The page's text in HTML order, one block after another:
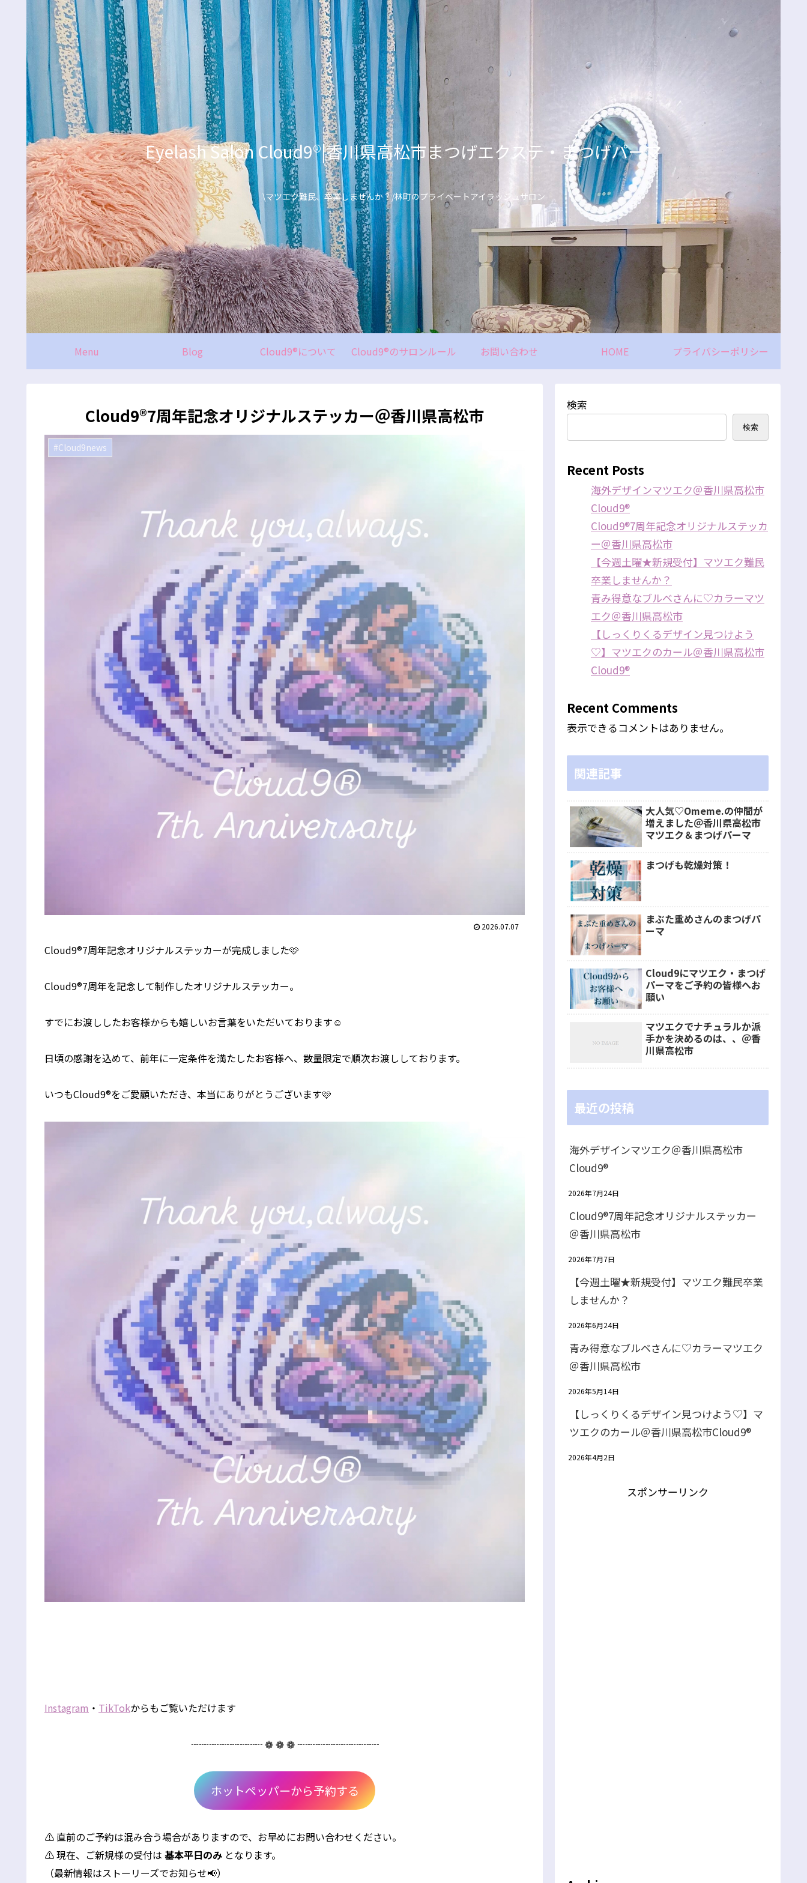
Eyelash Salon Cloud9®︎|香川県高松市まつげエクステ・まつげパーマ
\マツエク難民、卒業しませんか？/林町のプライベートアイラッシュサロン
Menu Blog Cloud9®について Cloud9®のサロンルール お問い合わせ HOME プライバシーポリシー
Cloud9®7周年記念オリジナルステッカー＠香川県高松市
#Cloud9news
2026.07.07
Cloud9®7周年記念オリジナルステッカーが完成しました🩷
Cloud9®7周年を記念して制作したオリジナルステッカー。
すでにお渡ししたお客様からも嬉しいお言葉をいただいております☺️
日頃の感謝を込めて、前年に一定条件を満たしたお客様へ、数量限定で順次お渡ししております。
いつもCloud9®をご愛顧いただき、本当にありがとうございます🩷
Instagram ・ TikTokからもご覧いただけます
┈┈┈┈┈┈┈ ❁ ❁ ❁ ┈┈┈┈┈┈┈┈
ホットペッパーから予約する
⚠️ 直前のご予約は混み合う場合がありますので、お早めにお問い合わせください。
⚠️ 現在、ご新規様の受付は 基本平日のみ となります。
（最新情報はストーリーズでお知らせ📢）
検索
検索
Recent Posts
海外デザインマツエク＠香川県高松市
Cloud9®
Cloud9®7周年記念オリジナルステッカ
ー＠香川県高松市
【今週土曜★新規受付】マツエク難民
卒業しませんか？
青み得意なブルベさんに♡カラーマツ
エク＠香川県高松市
【しっくりくるデザイン見つけよう
♡】マツエクのカール＠香川県高松市
Cloud9®
Recent Comments
表示できるコメントはありません。
関連記事
大人気♡Omeme.の仲間が
増えました＠香川県高松市
マツエク＆まつげパーマ
まつげも乾燥対策！
まぶた重めさんのまつげパ
ーマ
Cloud9にマツエク・まつげ
パーマをご予約の皆様へお
願い
マツエクでナチュラルか派
手かを決めるのは、、＠香
川県高松市
最近の投稿
海外デザインマツエク＠香川県高松市
Cloud9®
2026年7月24日
Cloud9®7周年記念オリジナルステッカー
＠香川県高松市
2026年7月7日
【今週土曜★新規受付】マツエク難民卒業
しませんか？
2026年6月24日
青み得意なブルベさんに♡カラーマツエク
＠香川県高松市
2026年5月14日
【しっくりくるデザイン見つけよう♡】マ
ツエクのカール＠香川県高松市Cloud9®
2026年4月2日
スポンサーリンク